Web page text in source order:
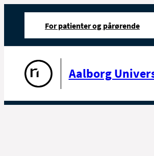
For patienter og pårørende
Aalborg